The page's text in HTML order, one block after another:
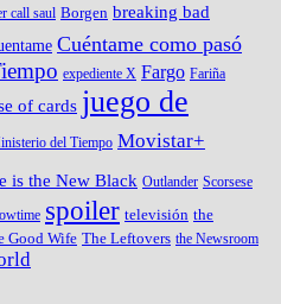
call saul Borgen breaking bad
Cuéntame como pasó
expediente X Fargo Fariña
of cards juego de
del Tiempo Movistar+
is the New Black Outlander Scorsese
spoiler televisión the
Good Wife The Leftovers the Newsroom